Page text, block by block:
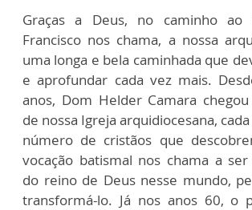
Graças a Deus, no caminho
Francisco nos chama, a nossa
uma longa e bela caminhada que
e aprofundar cada vez mais.
anos, Dom Helder Camara
de nossa Igreja arquidiocesana,
número de cristãos que
vocação batismal nos chama a
do reino de Deus nesse mundo,
transformá-lo. Já nos anos 60, o